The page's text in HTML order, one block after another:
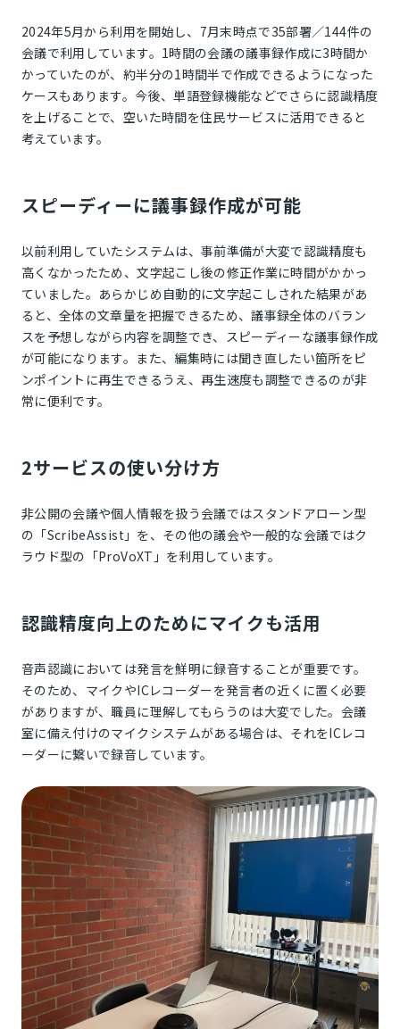
2024年5月から利用を開始し、7月末時点で35部署／144件の
会議で利用しています。1時間の会議の議事録作成に3時間か
かっていたのが、約半分の1時間半で作成できるようになった
ケースもあります。今後、単語登録機能などでさらに認識精度
を上げることで、空いた時間を住民サービスに活用できると
考えています。
スピーディーに議事録作成が可能
以前利用していたシステムは、事前準備が大変で認識精度も
高くなかったため、文字起こし後の修正作業に時間がかかっ
ていました。あらかじめ自動的に文字起こしされた結果があ
ると、全体の文章量を把握できるため、議事録全体のバラン
スを予想しながら内容を調整でき、スピーディーな議事録作成
が可能になります。また、編集時には聞き直したい箇所をピ
ンポイントに再生できるうえ、再生速度も調整できるのが非
常に便利です。
2サービスの使い分け方
非公開の会議や個人情報を扱う会議ではスタンドアローン型
の「ScribeAssist」を、その他の議会や一般的な会議ではク
ラウド型の「ProVoXT」を利用しています。
認識精度向上のためにマイクも活用
音声認識においては発言を鮮明に録音することが重要です。
そのため、マイクやICレコーダーを発言者の近くに置く必要
がありますが、職員に理解してもらうのは大変でした。会議
室に備え付けのマイクシステムがある場合は、それをICレコ
ーダーに繋いで録音しています。